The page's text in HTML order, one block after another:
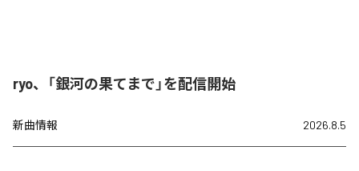
ryo、「銀河の果てまで」を配信開始
新曲情報 2026.8.5